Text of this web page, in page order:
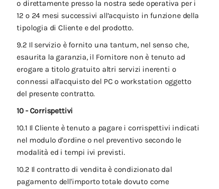
o direttamente presso la nostra sede operativa per i
12 o 24 mesi successivi all’acquisto in funzione della
tipologia di Cliente e del prodotto.
9.2 Il servizio è fornito una tantum, nel senso che,
esaurita la garanzia, il Fornitore non è tenuto ad
erogare a titolo gratuito altri servizi inerenti o
connessi all'acquisto del PC o workstation oggetto
del presente contratto.
10 - Corrispettivi
10.1 Il Cliente è tenuto a pagare i corrispettivi indicati
nel modulo d'ordine o nel preventivo secondo le
modalità ed i tempi ivi previsti.
10.2 Il contratto di vendita è condizionato dal
pagamento dell'importo totale dovuto come